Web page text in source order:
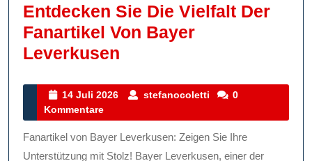
Entdecken Sie Die Vielfalt Der
Fanartikel Von Bayer
Leverkusen
Die
Der
Fanartikel
14 Juli 2026
14
2026
stefanocoletti stefanocoletti
0
Kommentare
Fanartikel von Bayer Leverkusen: Zeigen Sie Ihre
Unterstützung mit Stolz! Bayer Leverkusen, einer der